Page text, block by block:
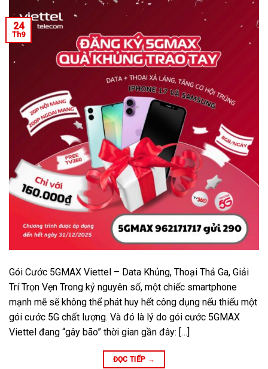
24
Th9
Gói Cước 5GMAX Viettel – Data Khủng, Thoại Thả Ga, Giải
Trí Trọn Vẹn Trong kỷ nguyên số, một chiếc smartphone
mạnh mẽ sẽ không thể phát huy hết công dụng nếu thiếu một
gói cước 5G chất lượng. Và đó là lý do gói cước 5GMAX
Viettel đang “gây bão” thời gian gần đây: […]
ĐỌC TIẾP →